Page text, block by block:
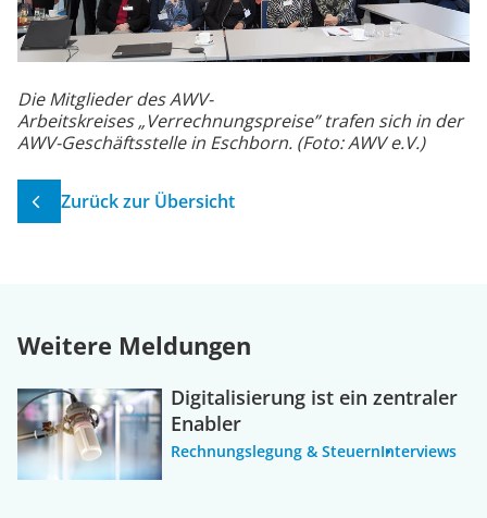
Die Mitglieder des AWV-
Arbeitskreises „Verrechnungspreise” trafen sich in der
AWV-Geschäftsstelle in Eschborn. (Foto: AWV e.V.)
Zurück zur Übersicht
Weitere Meldungen
Digitalisierung ist ein zentraler
Enabler
Rechnungslegung & SteuernInterviews